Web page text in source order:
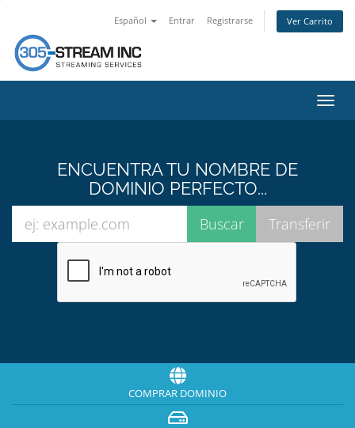
Español Entrar Registrarse Ver Carrito
ENCUENTRA TU NOMBRE DE
DOMINIO PERFECTO...
COMPRAR DOMINIO